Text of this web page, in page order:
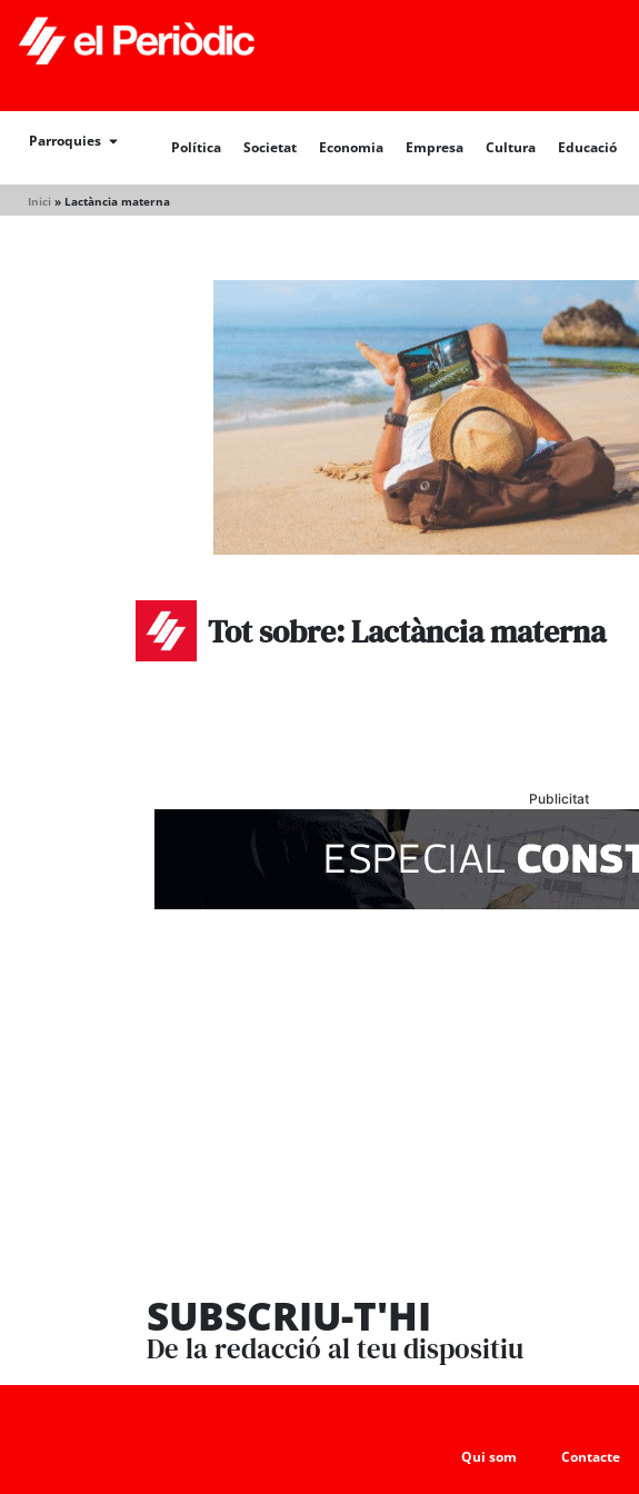
Parroquies Política Societat Economia Empresa Cultura Educació
Inici » Lactància materna
Política Societat
Tot sobre: Lactància materna
Publicitat
SUBSCRIU-T'HI
De la redacció al teu dispositiu
Qui som Contacte